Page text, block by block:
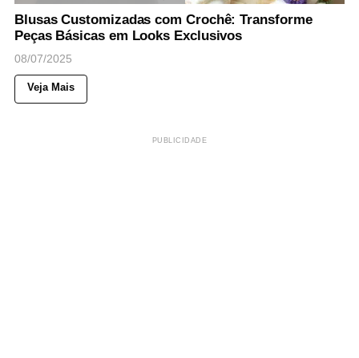
Blusas Customizadas com Crochê: Transforme
Peças Básicas em Looks Exclusivos
08/07/2025
Veja Mais
PUBLICIDADE